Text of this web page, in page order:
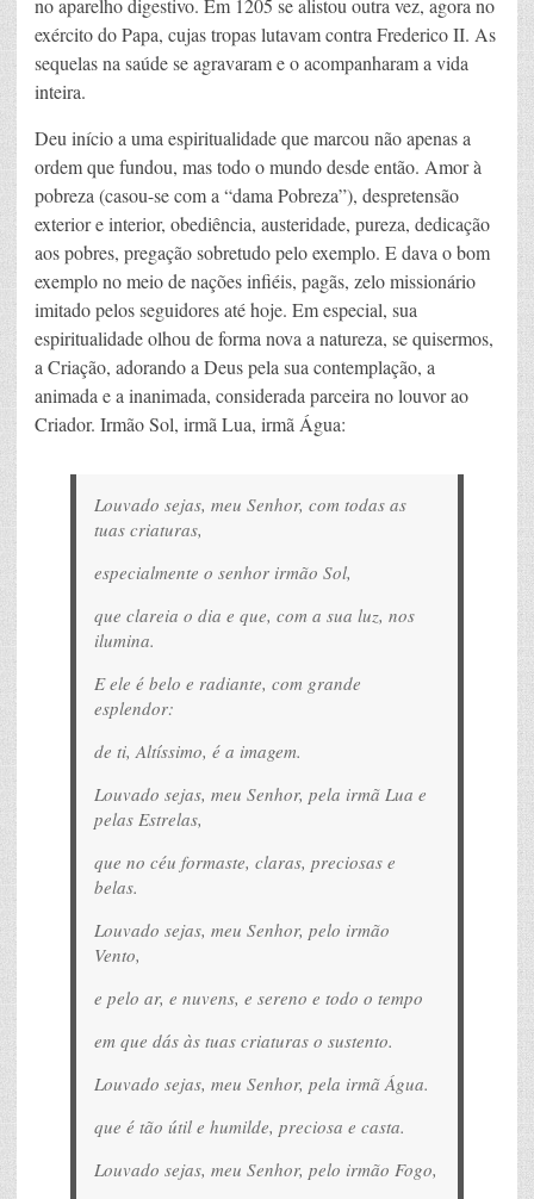
no aparelho digestivo. Em 1205 se alistou outra vez, agora no
exército do Papa, cujas tropas lutavam contra Frederico II. As
sequelas na saúde se agravaram e o acompanharam a vida
inteira.
Deu início a uma espiritualidade que marcou não apenas a
ordem que fundou, mas todo o mundo desde então. Amor à
pobreza (casou-se com a “dama Pobreza”), despretensão
exterior e interior, obediência, austeridade, pureza, dedicação
aos pobres, pregação sobretudo pelo exemplo. E dava o bom
exemplo no meio de nações infiéis, pagãs, zelo missionário
imitado pelos seguidores até hoje. Em especial, sua
espiritualidade olhou de forma nova a natureza, se quisermos,
a Criação, adorando a Deus pela sua contemplação, a
animada e a inanimada, considerada parceira no louvor ao
Criador. Irmão Sol, irmã Lua, irmã Água:
Louvado sejas, meu Senhor, com todas as
tuas criaturas,
especialmente o senhor irmão Sol,
que clareia o dia e que, com a sua luz, nos
ilumina.
E ele é belo e radiante, com grande
esplendor:
de ti, Altíssimo, é a imagem.
Louvado sejas, meu Senhor, pela irmã Lua e
pelas Estrelas,
que no céu formaste, claras, preciosas e
belas.
Louvado sejas, meu Senhor, pelo irmão
Vento,
e pelo ar, e nuvens, e sereno e todo o tempo
em que dás às tuas criaturas o sustento.
Louvado sejas, meu Senhor, pela irmã Água.
que é tão útil e humilde, preciosa e casta.
Louvado sejas, meu Senhor, pelo irmão Fogo,